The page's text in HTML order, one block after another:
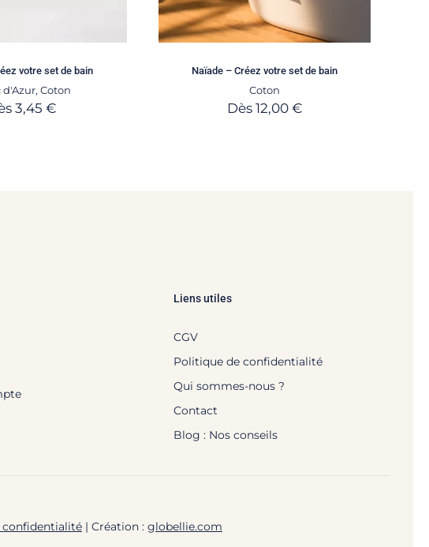
votre set de bain
d'Azur,Coton
3,45 €
Naïade – Créez votre set de bain
Coton
Dès12,00€
Liens utiles
CGV
Politique de confidentialité
Qui sommes-nous ?
Contact
Blog : Nos conseils
confidentialité | Création : globellie.com